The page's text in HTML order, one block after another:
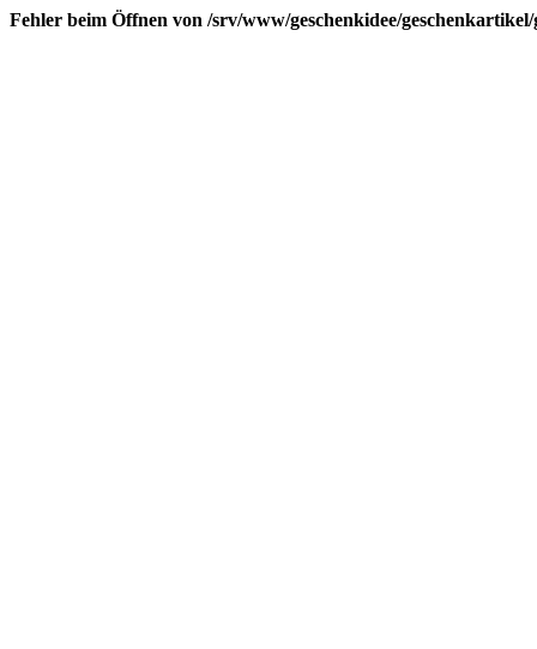
Fehler beim Öffnen von /srv/www/geschenkidee/